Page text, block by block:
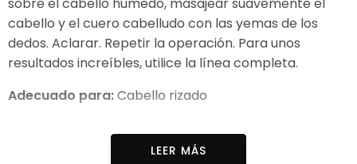
sobre el cabello húmedo, masajear suavemente el
cabello y el cuero cabelludo con las yemas de los
dedos. Aclarar. Repetir la operación. Para unos
resultados increíbles, utilice la línea completa.
Adecuado para:Cabello rizado
LEER MÁS